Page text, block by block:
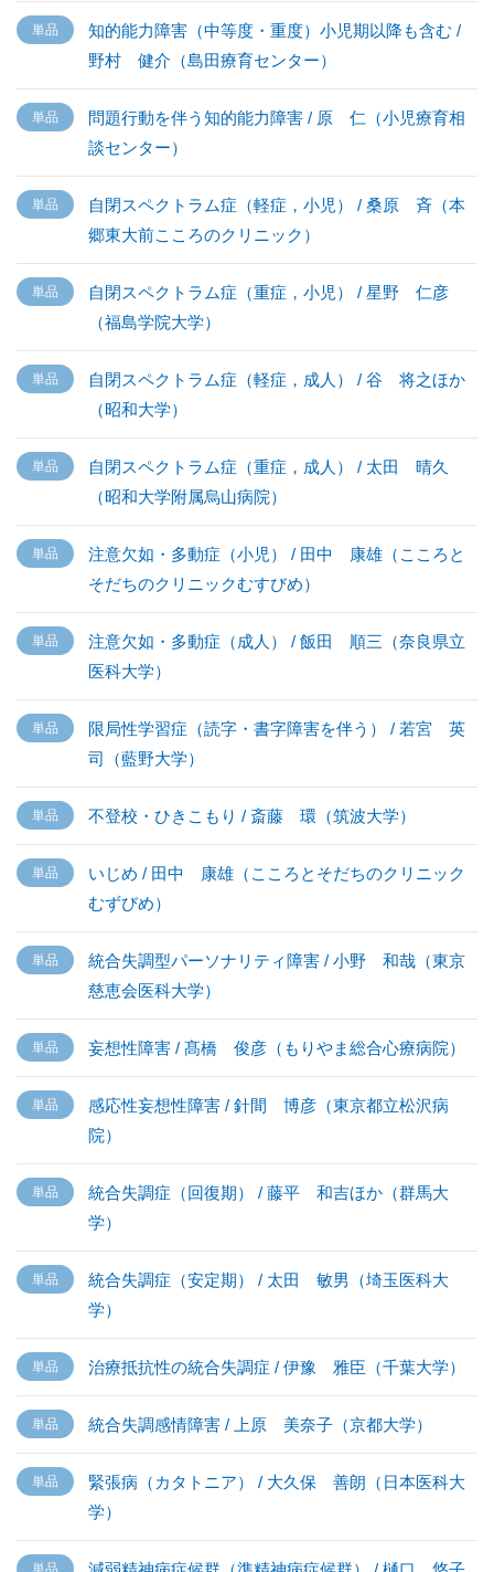
知的能力障害（中等度・重度）小児期以降も含む /
野村 健介（島田療育センター）
問題行動を伴う知的能力障害 / 原 仁（小児療育相
談センター）
自閉スペクトラム症（軽症，小児） / 桑原 斉（本
郷東大前こころのクリニック）
自閉スペクトラム症（重症，小児） / 星野 仁彦
（福島学院大学）
自閉スペクトラム症（軽症，成人） / 谷 将之ほか
（昭和大学）
自閉スペクトラム症（重症，成人） / 太田 晴久
（昭和大学附属烏山病院）
注意欠如・多動症（小児） / 田中 康雄（こころと
そだちのクリニックむすびめ）
注意欠如・多動症（成人） / 飯田 順三（奈良県立
医科大学）
限局性学習症（読字・書字障害を伴う） / 若宮 英
司（藍野大学）
不登校・ひきこもり / 斎藤 環（筑波大学）
いじめ / 田中 康雄（こころとそだちのクリニック
むずびめ）
統合失調型パーソナリティ障害 / 小野 和哉（東京
慈恵会医科大学）
妄想性障害 / 髙橋 俊彦（もりやま総合心療病院）
感応性妄想性障害 / 針間 博彦（東京都立松沢病
院）
統合失調症（回復期） / 藤平 和吉ほか（群馬大
学）
統合失調症（安定期） / 太田 敏男（埼玉医科大
学）
治療抵抗性の統合失調症 / 伊豫 雅臣（千葉大学）
統合失調感情障害 / 上原 美奈子（京都大学）
緊張病（カタトニア） / 大久保 善朗（日本医科大
学）